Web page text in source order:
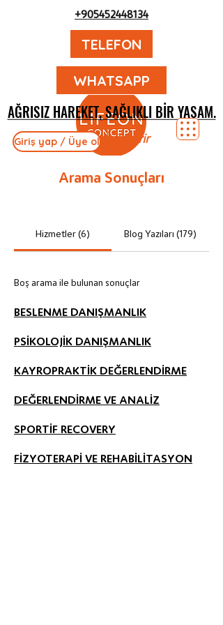
Hayatı İyileştirir
Giriş yap / Üye ol
AĞRISIZ HAREKET, SAĞLIKLI BIR YAŞAM.
AĞRISIZ HAREKET, SAĞLIKLI BIR YAŞAM.
WHATSAPP
TELEFON
+905452448134
Arama Sonuçları
Hizmetler (6) Blog Yazıları (179)
Boş arama ile bulunan sonuçlar
BESLENME DANIŞMANLIK
PSİKOLOJİK DANIŞMANLIK
KAYROPRAKTİK DEĞERLENDİRME
DEĞERLENDİRME VE ANALİZ
SPORTİF RECOVERY
FİZYOTERAPİ VE REHABİLİTASYON